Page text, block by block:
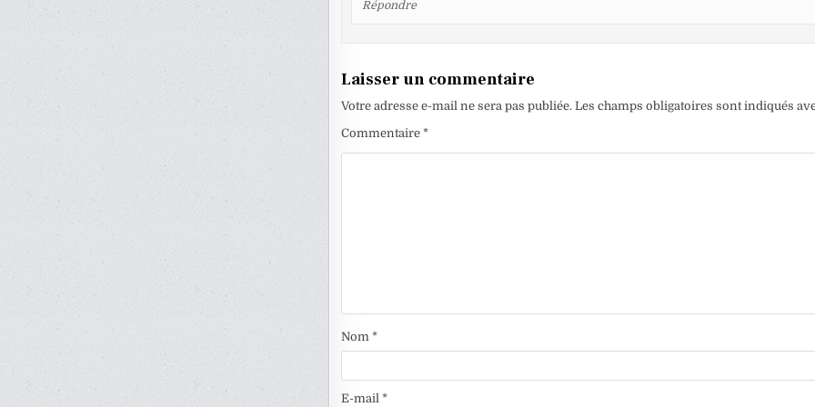
Répondre
Laisser un commentaire
Votre adresse e-mail ne sera pas publiée. Les champs obligatoires sont indiqués
Commentaire *
Nom *
E-mail *